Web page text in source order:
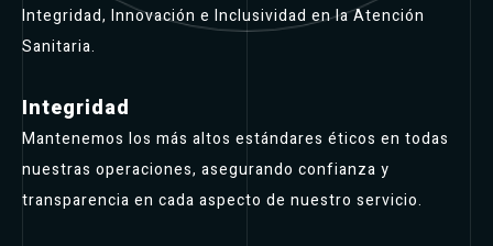
Integridad, Innovación e Inclusividad en la Atención
Sanitaria.
Integridad
Mantenemos los más altos estándares éticos en todas
nuestras operaciones, asegurando confianza y
transparencia en cada aspecto de nuestro servicio.